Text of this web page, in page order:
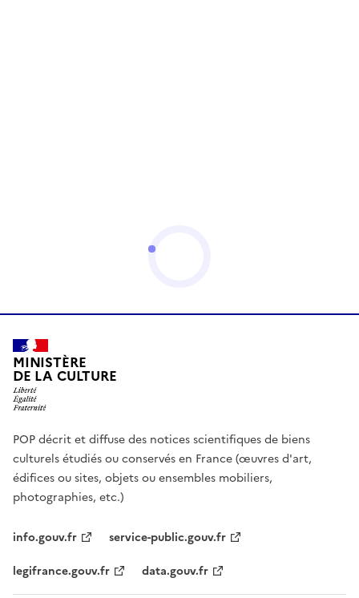
MINISTÈRE
DE LA CULTURE
POP décrit et diffuse des notices scientifiques de biens
culturels étudiés ou conservés en France (œuvres d'art,
édifices ou sites, objets ou ensembles mobiliers,
photographies, etc.)
info.gouv.fr
service-public.gouv.fr
legifrance.gouv.fr
data.gouv.fr